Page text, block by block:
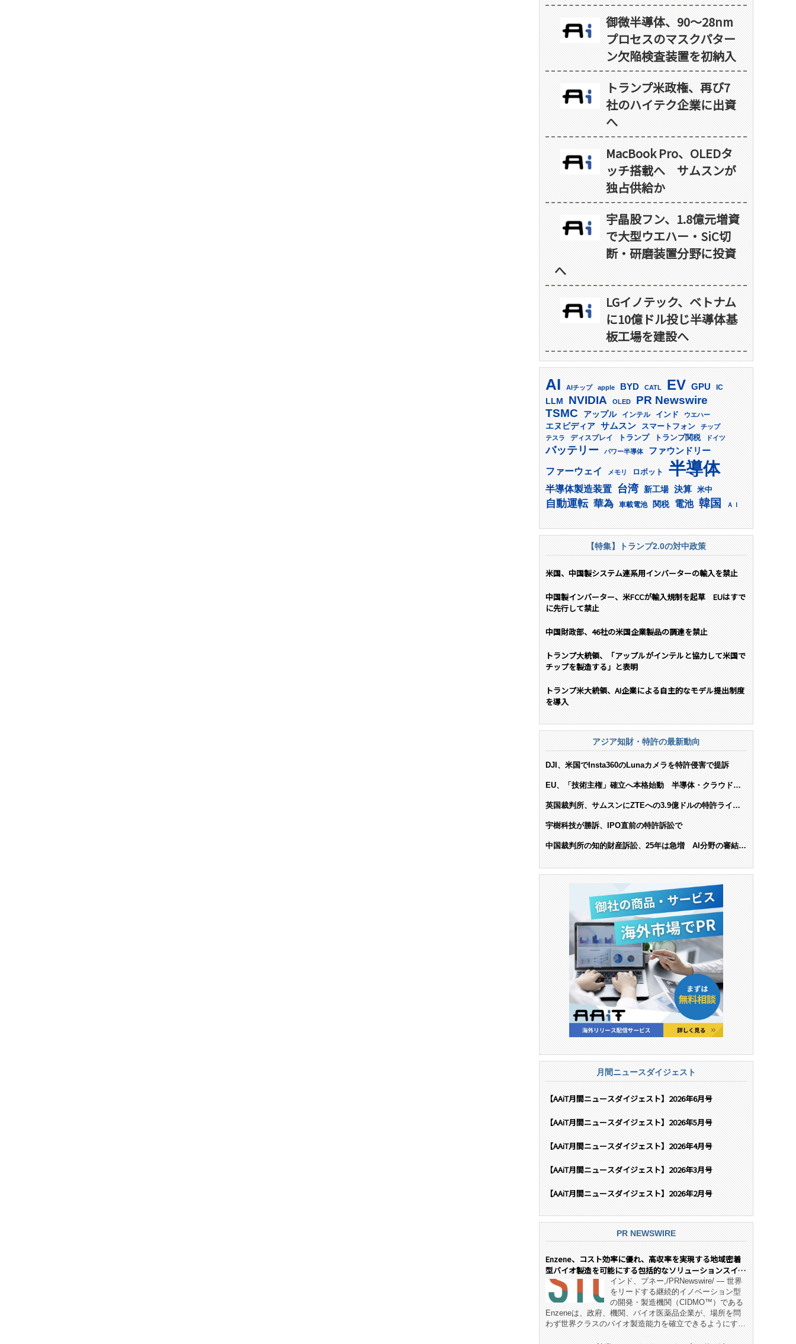
御微半導体、90～28nm
プロセスのマスクパター
ン欠陥検査装置を初納入
トランプ米政権、再び7
社のハイテク企業に出資
へ
MacBook Pro、OLEDタ
ッチ搭載へ サムスンが
独占供給か
宇晶股フン、1.8億元増資
で大型ウエハー・SiC切
断・研磨装置分野に投資
へ
LGイノテック、ベトナム
に10億ドル投じ半導体基
板工場を建設へ
AI AIチップ apple BYD CATL EV GPU IC
LLM NVIDIA OLED PR Newswire
TSMC アップル インテル インド ウエハー
エヌビディア サムスン スマートフォン
チップ
テスラ
ディスプレイ トランプ トランプ関税 ドイツ
バッテリー パワー半導体 ファウンドリー
ファーウェイ メモリ ロボット 半導体
半導体製造装置 台湾 新工場 決算 米中
自動運転 華為 車載電池 関税 電池 韓国 ＡＩ
【特集】トランプ2.0の対中政策
米国、中国製システム連系用インバーターの輸入を禁止
中国製インバーター、米FCCが輸入規制を起草 EUはすで
に先行して禁止
中国財政部、46社の米国企業製品の調達を禁止
トランプ大統領、「アップルがインテルと協力して米国で
チップを製造する」と表明
トランプ米大統領、AI企業による自主的なモデル提出制度
を導入
アジア知財・特許の最新動向
DJI、米国でInsta360のLunaカメラを特許侵害で提訴
EU、「技術主権」確立へ本格始動 半導体・クラウド・
英国裁判所、サムスンにZTEへの3.9億ドルの特許ライセ
宇樹科技が勝訴、IPO直前の特許訴訟で
中国裁判所の知的財産訴訟、25年は急増 AI分野の審結件
月間ニュースダイジェスト
【AAiT月間ニュースダイジェスト】2026年6月号
【AAiT月間ニュースダイジェスト】2026年5月号
【AAiT月間ニュースダイジェスト】2026年4月号
【AAiT月間ニュースダイジェスト】2026年3月号
【AAiT月間ニュースダイジェスト】2026年2月号
PR NEWSWIRE
Enzene、コスト効率に優れ、高収率を実現する地域密着
型バイオ製造を可能にする包括的なソリューションスイー
ト「NeX™」 をリリースインド、プネー,/PRNewswire/ — 世界
をリードする継続的イノベーション型
の開発・製造機関（CIDMO™）である
Enzeneは、政府、機関、バイオ医薬品企業が、場所を問
わず世界クラスのバイオ製造能力を確立できるようにす